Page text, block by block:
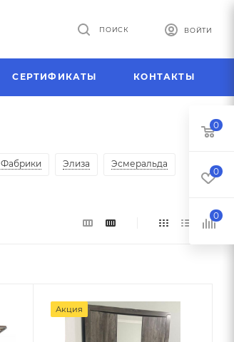
ВОЙТИ
ПОИСК
СЕРТИФИКАТЫ КОНТАКТЫ
Фабрики Элиза Эсмеральда
Акция
0
0
0